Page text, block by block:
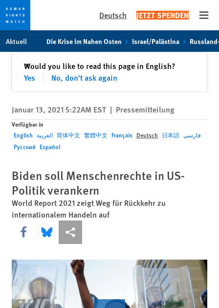
Skip
to
Skip
to
content
Deutsch JETZT SPENDEN
Aktuell Die Krise im Nahen Osten Israel/Palästina
Would you like to read this page in English?
Yes
No, don't ask again
✕Schließen
Januar 13, 2021 5:22AM EST | Pressemitteilung
Verfügbar in
English العربية 简体中文 繁體中文 Français Deutsch 日本語 فارسی
Русский Español
Biden soll Menschenrechte in US-
Politik verankern
World Report 2021 zeigt Weg für Rückkehr zu
internationalem Handeln auf
Share this via Facebook
Share this via Bluesky
More sharing options